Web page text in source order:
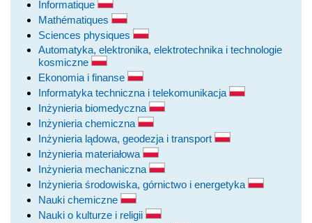
Informatique
Mathématiques
Sciences physiques
Automatyka, elektronika, elektrotechnika i technologie
kosmiczne
Ekonomia i finanse
Informatyka techniczna i telekomunikacja
Inżynieria biomedyczna
Inżynieria chemiczna
Inżynieria lądowa, geodezja i transport
Inżynieria materiałowa
Inżynieria mechaniczna
Inżynieria środowiska, górnictwo i energetyka
Nauki chemiczne
Nauki o kulturze i religii